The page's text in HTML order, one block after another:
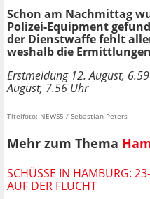
Schon am Nachmittag
Polizei-Equipment
der Dienstwaffe fehlt
weshalb die
Erstmeldung 12. August,
August, 7.56 Uhr
Titelfoto: NEWS5 / Sebastian Peters
Mehr zum Thema
SCHÜSSE IN HAMBURG:
AUF DER FLUCHT